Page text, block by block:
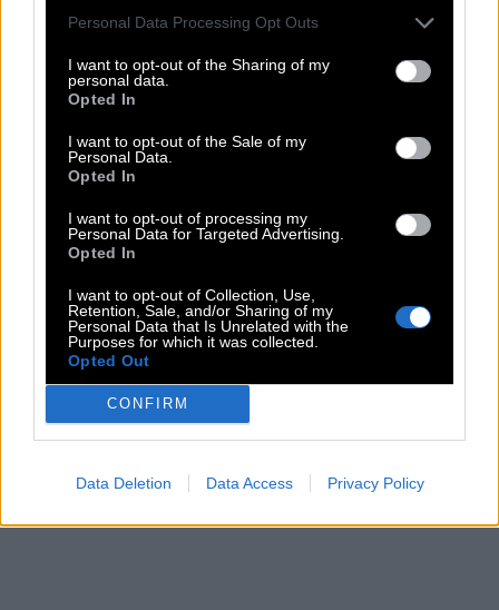
Personal Data Processing Opt Outs
I want to opt-out of the Sharing of my
personal data.
Opted In
I want to opt-out of the Sale of my
Personal Data.
Opted In
I want to opt-out of processing my
Personal Data for Targeted Advertising.
Opted In
I want to opt-out of Collection, Use,
Retention, Sale, and/or Sharing of my
Personal Data that Is Unrelated with the
Purposes for which it was collected.
Opted Out
CONFIRM
Data Deletion Data Access Privacy Policy